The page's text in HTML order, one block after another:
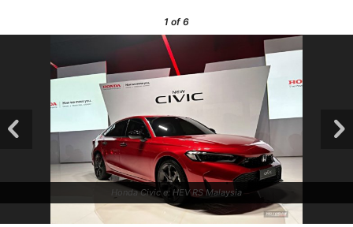
1 of 6
Honda Civic e: HEV RS Malaysia